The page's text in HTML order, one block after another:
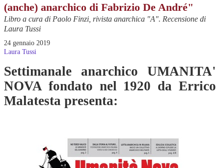
(anche) anarchico di Fabrizio De André"
Libro a cura di Paolo Finzi, rivista anarchica "A". Recensione di
Laura Tussi
24 gennaio 2019
Laura Tussi
Settimanale anarchico UMANITA'
NOVA fondato nel 1920 da Errico
Malatesta presenta: